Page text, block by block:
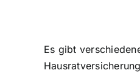
Es gibt